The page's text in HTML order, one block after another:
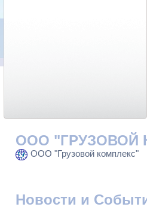
ООО "ГРУЗОВОЙ
ООО "Грузовой комплекс"
Новости и